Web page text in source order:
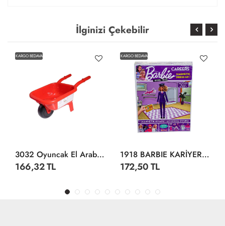
İlginizi Çekebilir
KARGO BEDAVA
3032 Oyuncak El Arabası -Dolu
166,32 TL
KARGO BEDAVA
1918 BARBIE KARİYER KIYAFET GİYDİRME
172,50 TL